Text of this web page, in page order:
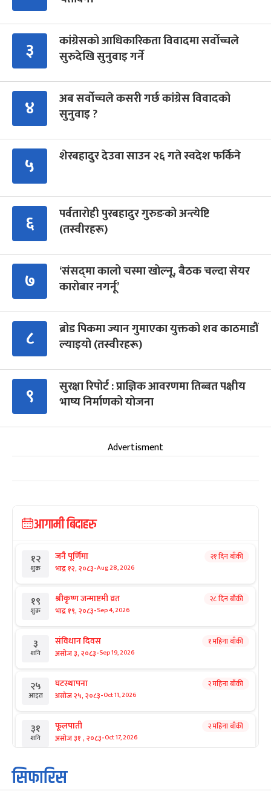
३
कांग्रेसको आधिकारिकता विवादमा सर्वोच्चले
सुरुदेखि सुनुवाइ गर्ने
४
अब सर्वोच्चले कसरी गर्छ कांग्रेस विवादको
सुनुवाइ ?
५ शेरबहादुर देउवा साउन २६ गते स्वदेश फर्किने
६
पर्वतारोही पुरबहादुर गुरुङको अन्त्येष्टि
(तस्वीरहरू)
७
‘संसद्‍मा कालो चस्मा खोल्नू, बैठक चल्दा सेयर
कारोबार नगर्नू’
८
ब्रोड पिकमा ज्यान गुमाएका युक्तको शव काठमाडौं
ल्याइयो (तस्वीरहरू)
९
सुरक्षा रिपोर्ट : प्राज्ञिक आवरणमा तिब्बत पक्षीय
भाष्य निर्माणको योजना
Advertisment
आगामी बिदाहरु
१२
शुक्र
जनै पूर्णिमा
भाद्र १२, २०८३-Aug 28, 2026
२१ दिन बाँकी
१९
शुक्र
श्रीकृष्ण जन्माष्टमी व्रत
भाद्र १९, २०८३-Sep 4, 2026
२८ दिन बाँकी
३
शनि
संविधान दिवस
असोज ३, २०८३-Sep 19, 2026
१ महिना बाँकी
२५
आइत
घटस्थापना
असोज २५, २०८३-Oct 11, 2026
२ महिना बाँकी
३१
शनि
फूलपाती
असोज ३१ , २०८३-Oct 17, 2026
२ महिना बाँकी
१
आइत
कार्तिक सङ्क्रान्ति
कार्तिक १, २०८३
सिफारिस